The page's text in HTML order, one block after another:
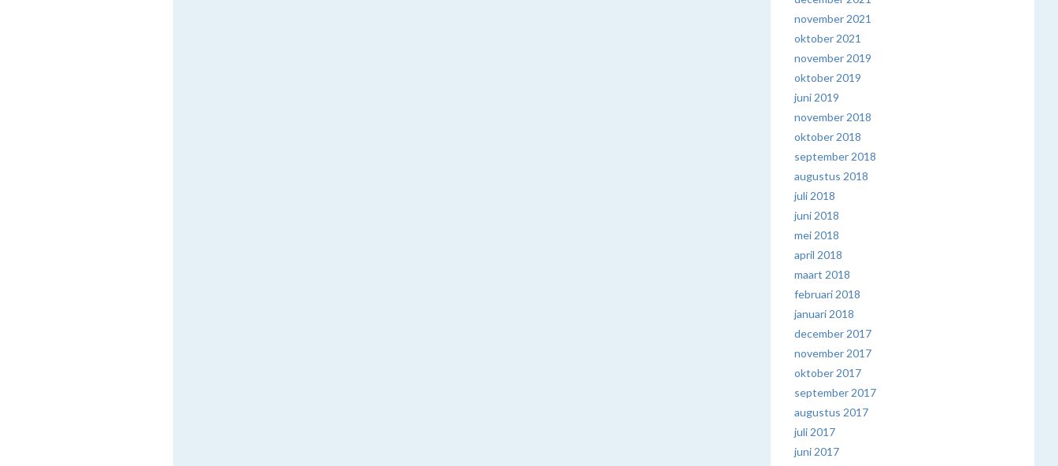
november 2021
oktober 2021
november 2019
oktober 2019
juni 2019
november 2018
oktober 2018
september 2018
augustus 2018
juli 2018
juni 2018
mei 2018
april 2018
maart 2018
februari 2018
januari 2018
december 2017
november 2017
oktober 2017
september 2017
augustus 2017
juli 2017
juni 2017